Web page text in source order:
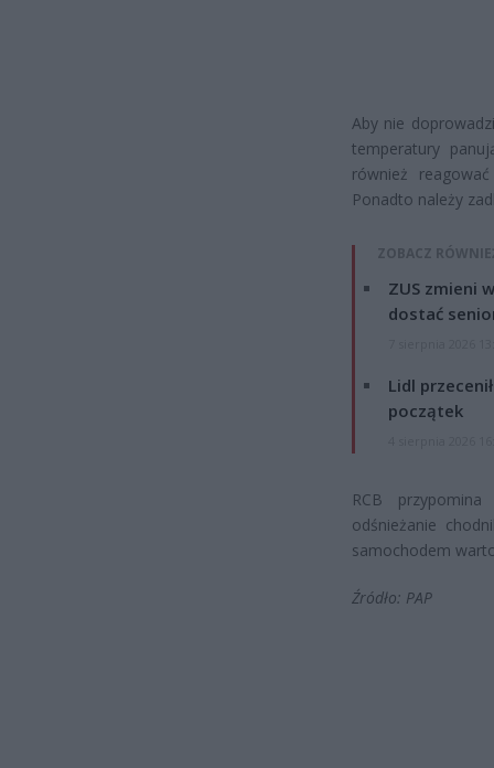
Aby nie
temperatury
również
Ponadto należy
ZOBACZ
ZUS zmieni
dostać
Lidl
początek
RCB
odśnieżanie
samochodem
Źródło: PAP